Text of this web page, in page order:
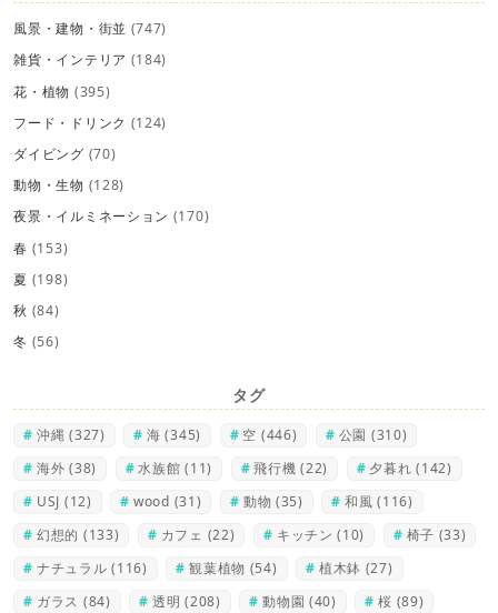
風景・建物・街並 (747)
雑貨・インテリア (184)
花・植物 (395)
フード・ドリンク (124)
ダイビング (70)
動物・生物 (128)
夜景・イルミネーション (170)
春 (153)
夏 (198)
秋 (84)
冬 (56)
タグ
沖縄 (327) 海 (345) 空 (446) 公園 (310)
海外 (38) 水族館 (11) 飛行機 (22) 夕暮れ (142)
USJ (12) wood (31) 動物 (35) 和風 (116)
幻想的 (133) カフェ (22) キッチン (10) 椅子 (33)
ナチュラル (116) 観葉植物 (54) 植木鉢 (27)
ガラス (84) 透明 (208) 動物園 (40) 桜 (89)